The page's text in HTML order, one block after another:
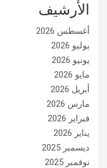
الأرشيف
أغسطس 2026
يوليو 2026
يونيو 2026
مايو 2026
أبريل 2026
مارس 2026
فبراير 2026
يناير 2026
ديسمبر 2025
نوفمبر 2025